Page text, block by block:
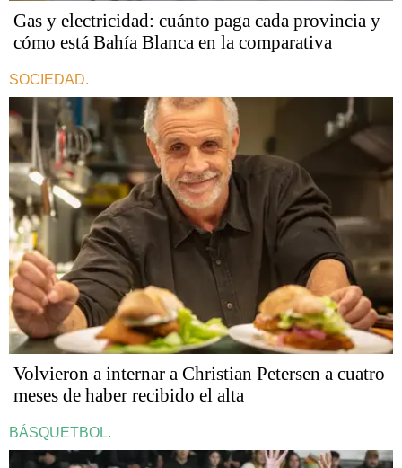
Gas y electricidad: cuánto paga cada provincia y
cómo está Bahía Blanca en la comparativa
SOCIEDAD.
Volvieron a internar a Christian Petersen a cuatro
meses de haber recibido el alta
BÁSQUETBOL.